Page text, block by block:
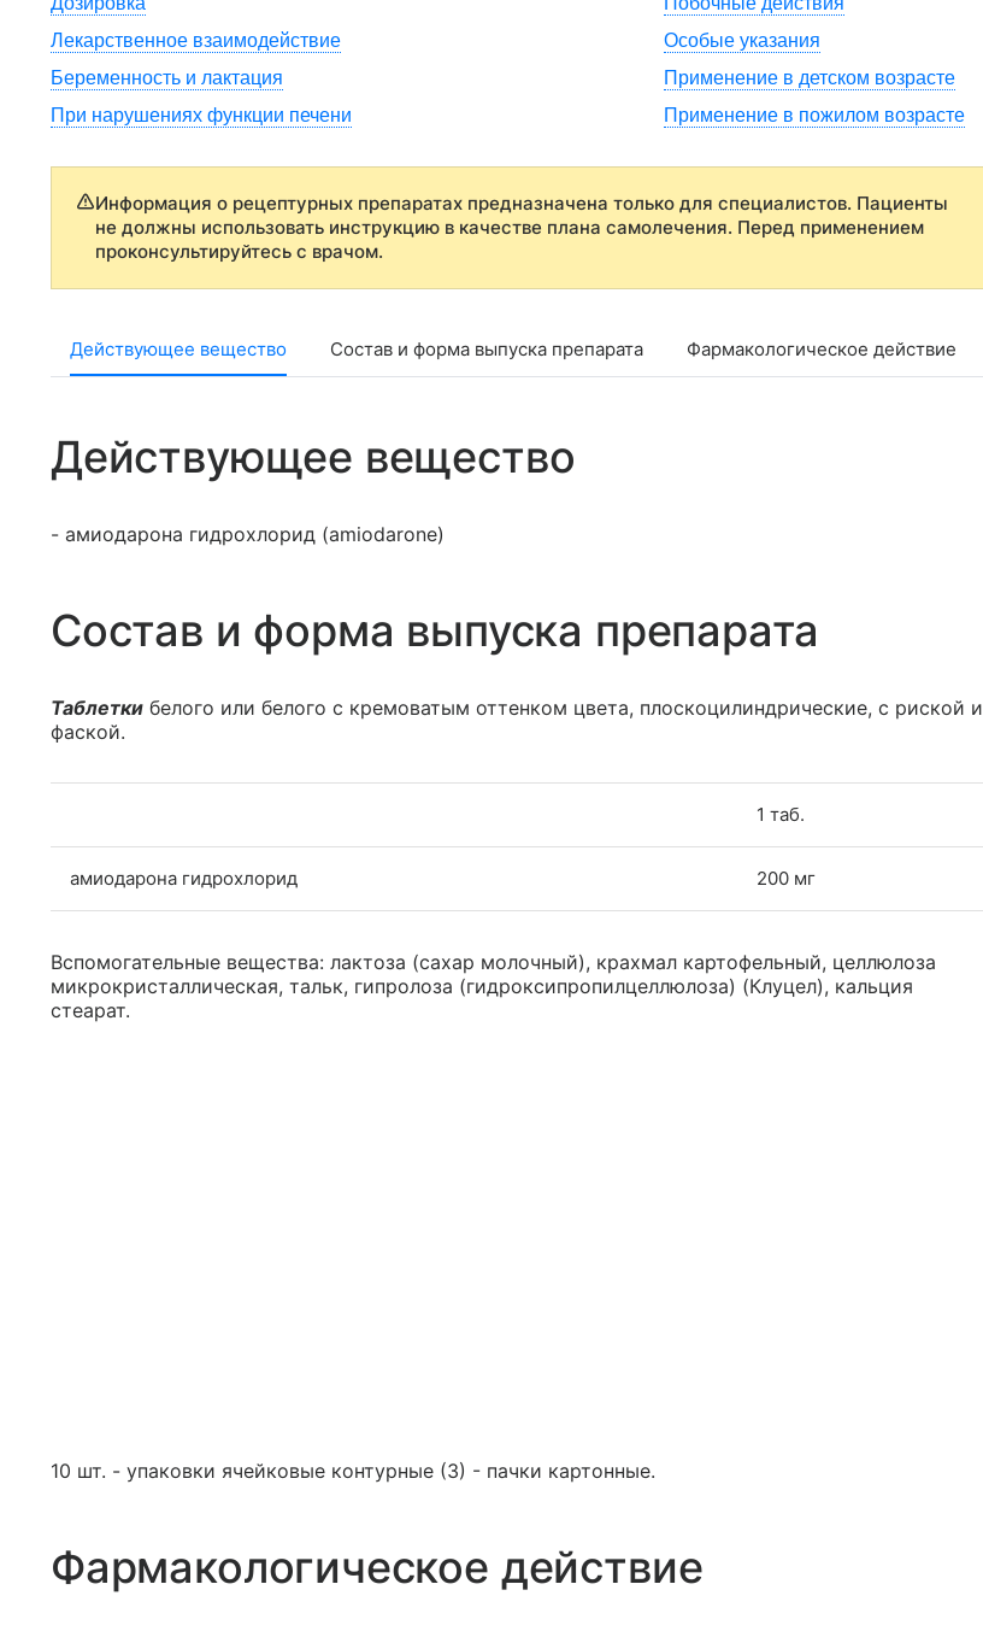
Лекарственное взаимодействие
Особые указания
Беременность и лактация
Применение в детском возрасте
При нарушениях функции печени
Применение в пожилом возрасте
Информация о рецептурных препаратах предназначена только для специалистов. Пациенты
не должны использовать инструкцию в качестве плана самолечения. Перед применением
проконсультируйтесь с врачом.
Действующее вещество Состав и форма выпуска препарата Фармакологическое действие
Действующее вещество
- амиодарона гидрохлорид (amiodarone)
Состав и форма выпуска препарата
Таблетки белого или белого с кремоватым оттенком цвета, плоскоцилиндрические, с риской и
фаской.
1 таб.
амиодарона гидрохлорид 200 мг
Вспомогательные вещества: лактоза (сахар молочный), крахмал картофельный, целлюлоза
микрокристаллическая, тальк, гипролоза (гидроксипропилцеллюлоза) (Клуцел), кальция
стеарат.
10 шт. - упаковки ячейковые контурные (3) - пачки картонные.
Фармакологическое действие